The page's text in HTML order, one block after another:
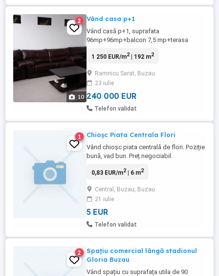
10
2 Vând casa p+1
Vând casă p+1, suprafata
96mp+96mp+balcon 7,5 mp+terasa
complet, panouri solare(7000kw an).
1 250 EUR/m2| 192 m2
Ramnicu Sarat, Buzau
23 iulie
240 000 EUR
Telefon validat
1 Chioșc Piata Centrala Flori
Vând chioșc piata centrală de flori. Poziție
bună, vad bun. Preț negociabil.
0,83 EUR/m2| 6 m2
Central, Buzau, Buzau
21 iulie
5 EUR
Telefon validat
2
Spațiu comercial lângă stadionul
Gloria Buzau
Vând spațiu cu suprafața utila de 90